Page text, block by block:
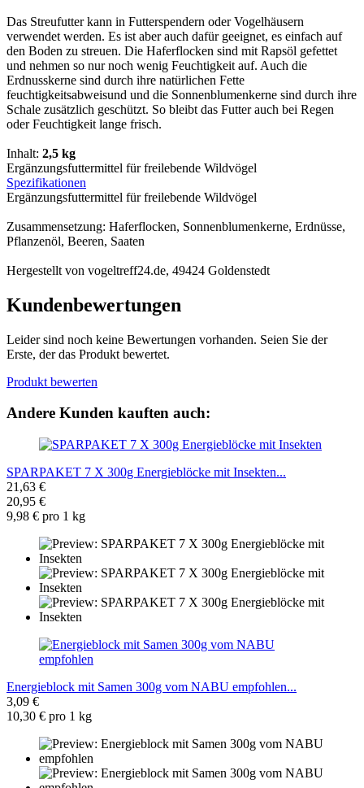
Das Streufutter kann in Futterspendern oder Vogelhäusern
verwendet werden. Es ist aber auch dafür geeignet, es einfach auf
den Boden zu streuen. Die Haferflocken sind mit Rapsöl gefettet
und nehmen so nur noch wenig Feuchtigkeit auf. Auch die
Erdnusskerne sind durch ihre natürlichen Fette
feuchtigkeitsabweisund und die Sonnenblumenkerne sind durch ihre
Schale zusätzlich geschützt. So bleibt das Futter auch bei Regen
oder Feuchtigkeit lange frisch.
Inhalt: 2,5 kg
Ergänzungsfuttermittel für freilebende Wildvögel
Spezifikationen
Ergänzungsfuttermittel für freilebende Wildvögel
Zusammensetzung: Haferflocken, Sonnenblumenkerne, Erdnüsse,
Pflanzenöl, Beeren, Saaten
Hergestellt von vogeltreff24.de, 49424 Goldenstedt
Kundenbewertungen
Leider sind noch keine Bewertungen vorhanden. Seien Sie der
Erste, der das Produkt bewertet.
Produkt bewerten
Andere Kunden kauften auch:
SPARPAKET 7 X 300g Energieblöcke mit Insekten...
21,63 €
20,95 €
9,98 € pro 1 kg
Energieblock mit Samen 300g vom NABU empfohlen...
3,09 €
10,30 € pro 1 kg